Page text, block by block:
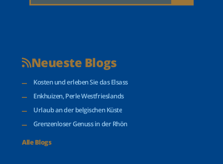
Neueste Blogs
Kosten und erleben Sie das Elsass
Enkhuizen, Perle Westfrieslands
Urlaub an der belgischen Küste
Grenzenloser Genuss in der Rhön
Alle Blogs